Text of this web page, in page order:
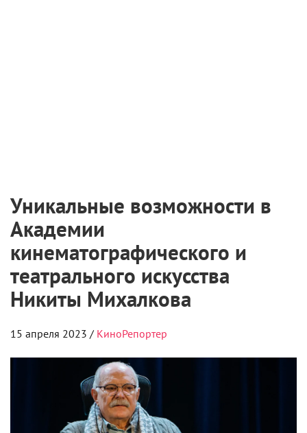
Уникальные возможности в
Академии
кинематографического и
театрального искусства
Никиты Михалкова
15 апреля 2023 / КиноРепортер